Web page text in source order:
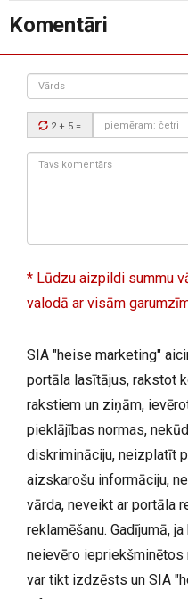
Komentāri
Vārds
Drošības
kods:
2 + 5 =
Tavs
* Lūdzu aizpildi summu
valodā ar visām
SIA "heise marketing"
portāla lasītājus, rakstot
rakstiem un ziņām,
pieklājības normas,
diskrimināciju, neizplatīt
aizskarošu informāciju,
vārda, neveikt ar portāla
reklamēšanu. Gadījumā,
neievēro
var tikt izdzēsts un SIA